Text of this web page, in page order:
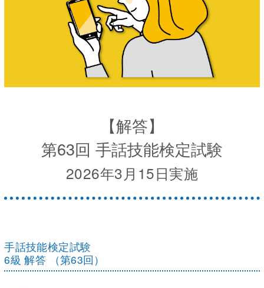
【解答】
第63回 手話技能検定試験
2026年3月15日実施
手話技能検定試験
6級 解答 （第63回）